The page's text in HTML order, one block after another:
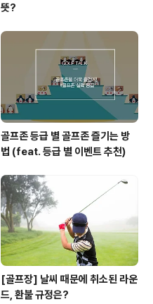
뜻?
골프존 등급 별 골프존 즐기는 방
법 (feat. 등급 별 이벤트 추천)
[골프장] 날씨 때문에 취소된 라운
드, 환불 규정은?